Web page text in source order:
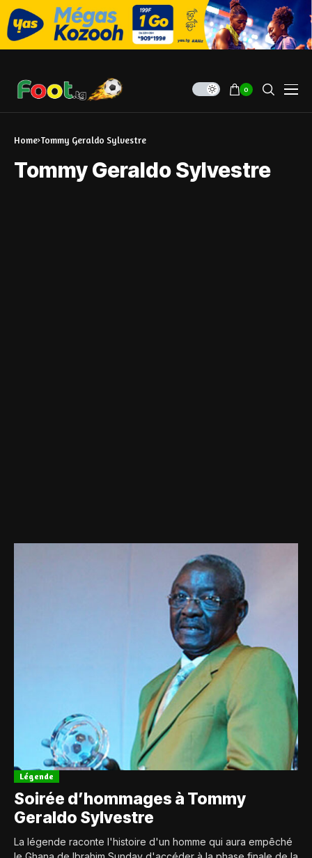
0
Home Tommy Geraldo Sylvestre
Tommy Geraldo Sylvestre
Légende
Soirée d’hommages à Tommy
Geraldo Sylvestre
La légende raconte l'histoire d'un homme qui aura empêché